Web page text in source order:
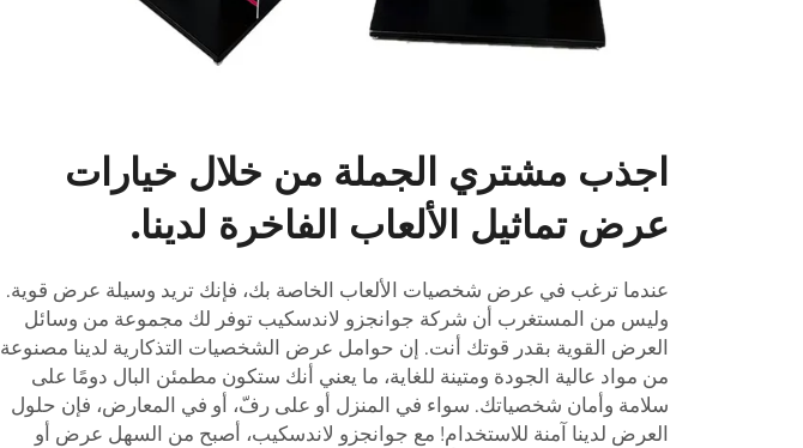
اجذب مشتري الجملة من خلال خيارات
عرض تماثيل الألعاب الفاخرة لدينا.
عندما ترغب في عرض شخصيات الألعاب الخاصة بك، فإنك تريد وسيلة عرض قوية.
وليس من المستغرب أن شركة جوانجزو لاندسكيب توفر لك مجموعة من وسائل
العرض القوية بقدر قوتك أنت. إن حوامل عرض الشخصيات التذكارية لدينا مصنوعة
من مواد عالية الجودة ومتينة للغاية، ما يعني أنك ستكون مطمئن البال دومًا على
سلامة وأمان شخصياتك. سواء في المنزل أو على رفّ، أو في المعارض، فإن حلول
العرض لدينا آمنة للاستخدام! مع جوانجزو لاندسكيب، أصبح من السهل عرض أو